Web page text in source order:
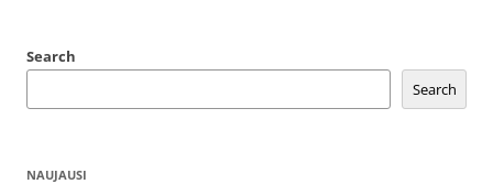
Search
Search
NAUJAUSI